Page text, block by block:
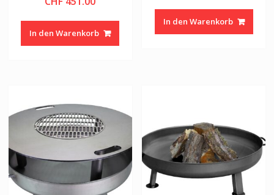
In den Warenkorb
In den Warenkorb